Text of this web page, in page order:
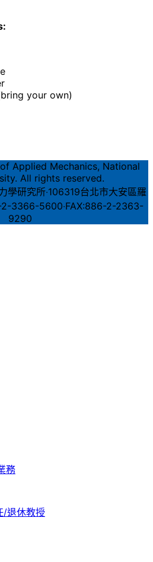
your own)
Applied Mechanics, National
All rights reserved.
學研究所‧106319台北市大安區羅
2-3366-5600‧FAX:886-2-2363-
9290
務
/退休教授